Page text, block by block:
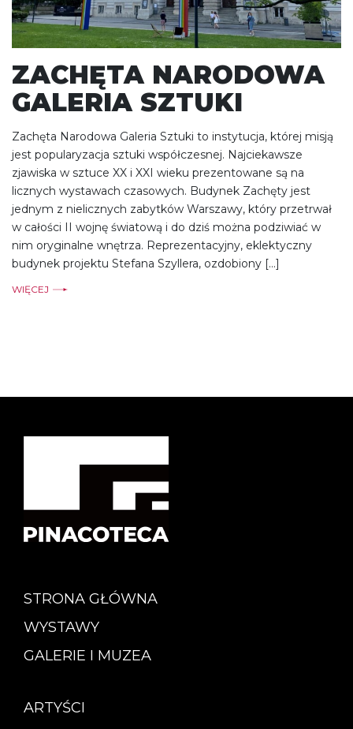
ZACHĘTA NARODOWA
GALERIA SZTUKI
Zachęta Narodowa Galeria Sztuki to instytucja, której misją
jest popularyzacja sztuki współczesnej. Najciekawsze
zjawiska w sztuce XX i XXI wieku prezentowane są na
licznych wystawach czasowych. Budynek Zachęty jest
jednym z nielicznych zabytków Warszawy, który przetrwał
w całości II wojnę światową i do dziś można podziwiać w
nim oryginalne wnętrza. Reprezentacyjny, eklektyczny
budynek projektu Stefana Szyllera, ozdobiony […]
WIĘCEJ
STRONA GŁÓWNA
WYSTAWY
GALERIE I MUZEA
ARTYŚCI